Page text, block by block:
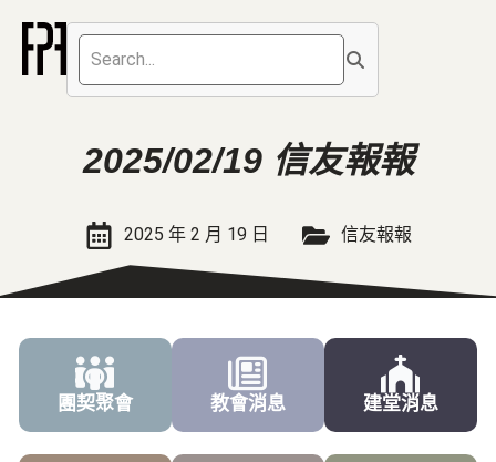
2025/02/19 信友報報
2025 年 2 月 19 日 信友報報
團契聚會 教會消息 建堂消息